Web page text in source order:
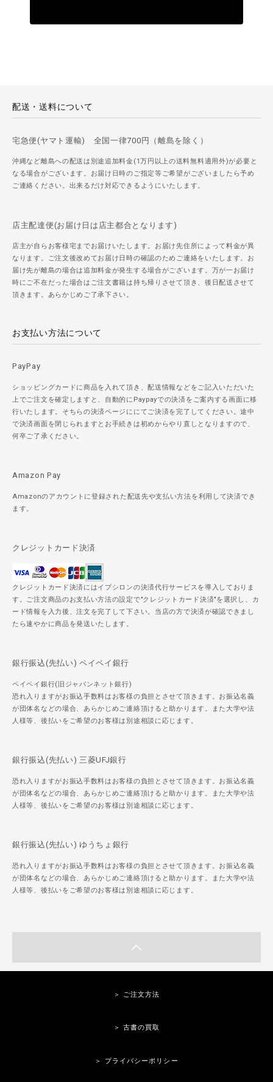
配送・送料について
宅急便(ヤマト運輸) 全国一律700円（離島を除く）
沖縄など離島への配送は別途追加料金(1万円以上の送料無料適用外)が必要と
なる場合がございます。お届け日時のご指定等ご希望がございましたら予め
ご連絡ください。出来るだけ対応できるようにいたします。
店主配達便(お届け日は店主都合となります)
店主が自らお客様宅までお届けいたします。お届け先住所によって料金が異
なります。ご注文後改めてお届け日時の確認のためご連絡をいたします。お
届け先が離島の場合は追加料金が発生する場合がございます。万が一お届け
時にご不在だった場合はご注文書籍は持ち帰りさせて頂き、後日配送させて
頂きます。あらかじめご了承下さい。
お支払い方法について
PayPay
ショッピングカードに商品を入れて頂き、配送情報などをご記入いただいた
上でご注文を確定しますと、自動的にPaypayでの決済をご案内する画面に移
行いたします。そちらの決済ページににてご決済を完了してください。途中
で決済画面を閉じられますとお手続きは初めからやり直しとなりますので、
何卒ご了承ください。
Amazon Pay
Amazonのアカウントに登録された配送先や支払い方法を利用して決済でき
ます。
クレジットカード決済
クレジットカード決済にはイプシロンの決済代行サービスを導入しておりま
す。ご注文商品のお支払い方法の設定で"クレジットカード決済"を選択し、カ
ード情報を入力後、注文を完了して下さい。当店の方で決済が確認できまし
たら速やかに商品を発送いたします。
銀行振込(先払い) ペイペイ銀行
ペイペイ銀行(旧ジャパンネット銀行)
恐れ入りますがお振込手数料はお客様の負担とさせて頂きます。お振込名義
が団体名などの場合、あらかじめご連絡頂けると助かります。また大学や法
人様等、後払いをご希望のお客様は別途相談に応じます。
銀行振込(先払い) 三菱UFJ銀行
恐れ入りますがお振込手数料はお客様の負担とさせて頂きます。お振込名義
が団体名などの場合、あらかじめご連絡頂けると助かります。また大学や法
人様等、後払いをご希望のお客様は別途相談に応じます。
銀行振込(先払い) ゆうちょ銀行
恐れ入りますがお振込手数料はお客様の負担とさせて頂きます。お振込名義
が団体名などの場合、あらかじめご連絡頂けると助かります。また大学や法
人様等、後払いをご希望のお客様は別途相談に応じます。
＞ ご注文方法
＞ 古書の買取
＞ プライバシーポリシー